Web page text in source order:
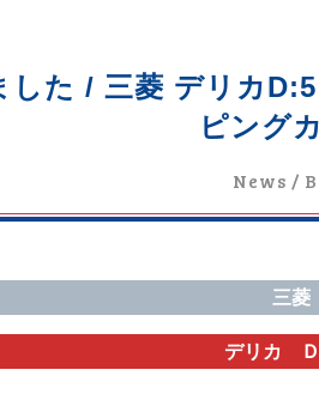
した / 三菱 デリカ
ピング
News /
三菱
デリカ Ｄ